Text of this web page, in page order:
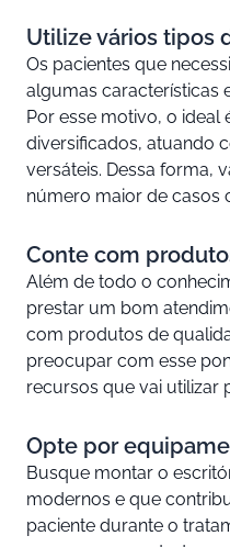
Utilize vários tipos
Os pacientes que
algumas características
Por esse motivo, o
diversificados, atuando
versáteis. Dessa forma,
número maior de casos
Conte com
Além de todo o
prestar um bom
com produtos de
preocupar com esse
recursos que vai utilizar
Opte por
Busque montar o
modernos e que
paciente durante o